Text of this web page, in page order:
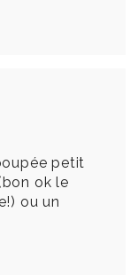
petit
ok le
ou un